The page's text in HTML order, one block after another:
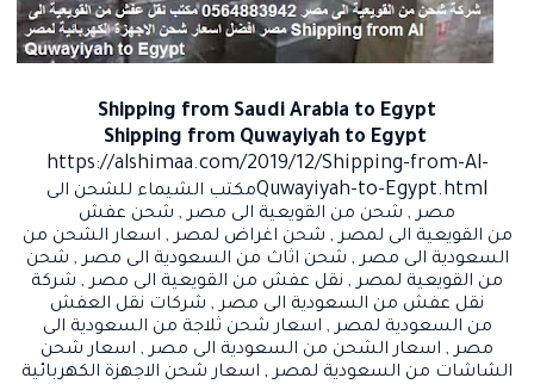
Shipping from Saudi Arabia to Egypt
Shipping from Quwayiyah to Egypt
https://alshimaa.com/2019/12/Shipping-from-Al-
Quwayiyah-to-Egypt.htmlمكتب الشيماء للشحن الى
مصر, شحن من القويعية الى مصر, شحن عفش
من القويعية الى لمصر, شحن اغراض لمصر, اسعار الشحن من
السعودية الى مصر, شحن اثاث من السعودية الى مصر, شحن
من القويعية لمصر, نقل عفش من القويعية الى مصر, شركة
نقل عفش من السعودية الى مصر, شركات نقل العفش
من السعودية لمصر, اسعار شحن ثلاجة من السعودية الى
مصر, اسعار الشحن من السعودية الى مصر, اسعار شحن
الشاشات من السعودية لمصر, اسعار شحن الاجهزة الكهربائية